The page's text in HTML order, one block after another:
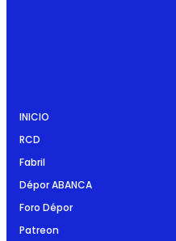
INICIO
RCD
Fabril
Dépor ABANCA
Foro Dépor
Patreon